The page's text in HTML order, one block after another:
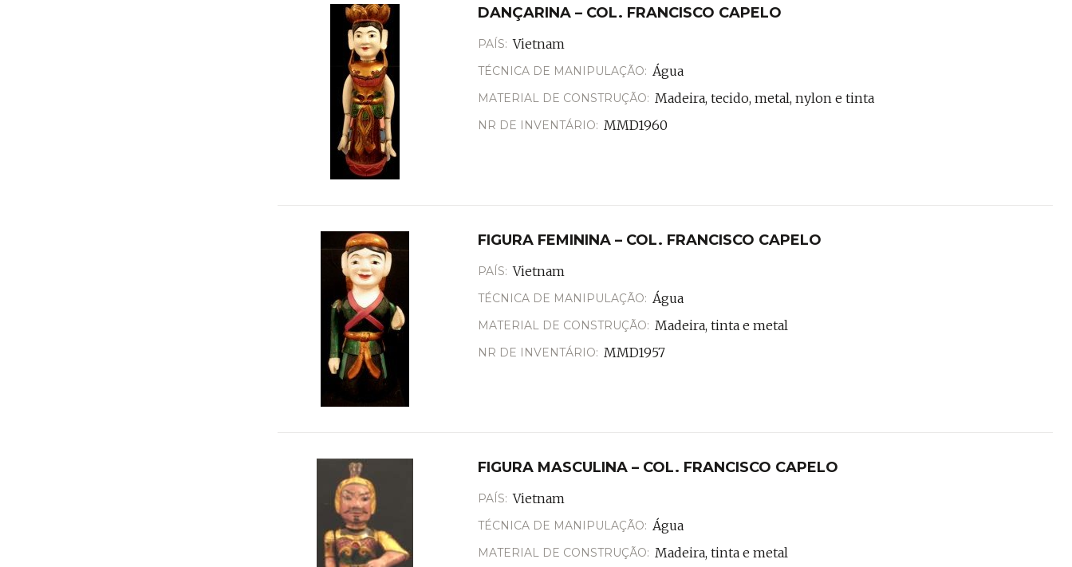
DANÇARINA – COL. FRANCISCO CAPELO
PAÍS: Vietnam
TÉCNICA DE MANIPULAÇÃO: Água
MATERIAL DE CONSTRUÇÃO: Madeira, tecido, metal, nylon e tinta
NR DE INVENTÁRIO: MMD1960
FIGURA FEMININA – COL. FRANCISCO CAPELO
PAÍS: Vietnam
TÉCNICA DE MANIPULAÇÃO: Água
MATERIAL DE CONSTRUÇÃO: Madeira, tinta e metal
NR DE INVENTÁRIO: MMD1957
FIGURA MASCULINA – COL. FRANCISCO CAPELO
PAÍS: Vietnam
TÉCNICA DE MANIPULAÇÃO: Água
MATERIAL DE CONSTRUÇÃO: Madeira, tinta e metal